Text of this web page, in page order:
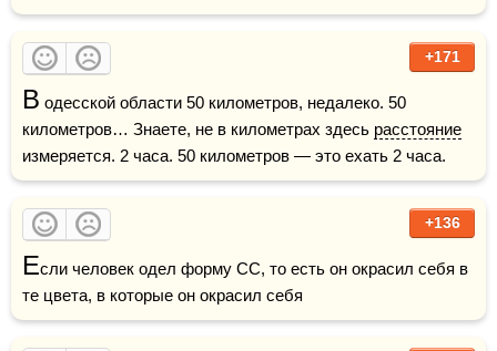
+171
В одесской области 50 километров, недалеко. 50
километров… Знаете, не в километрах здесь расстояние
измеряется. 2 часа. 50 километров — это ехать 2 часа.
+136
Если человек одел форму СС, то есть он окрасил себя в
те цвета, в которые он окрасил себя